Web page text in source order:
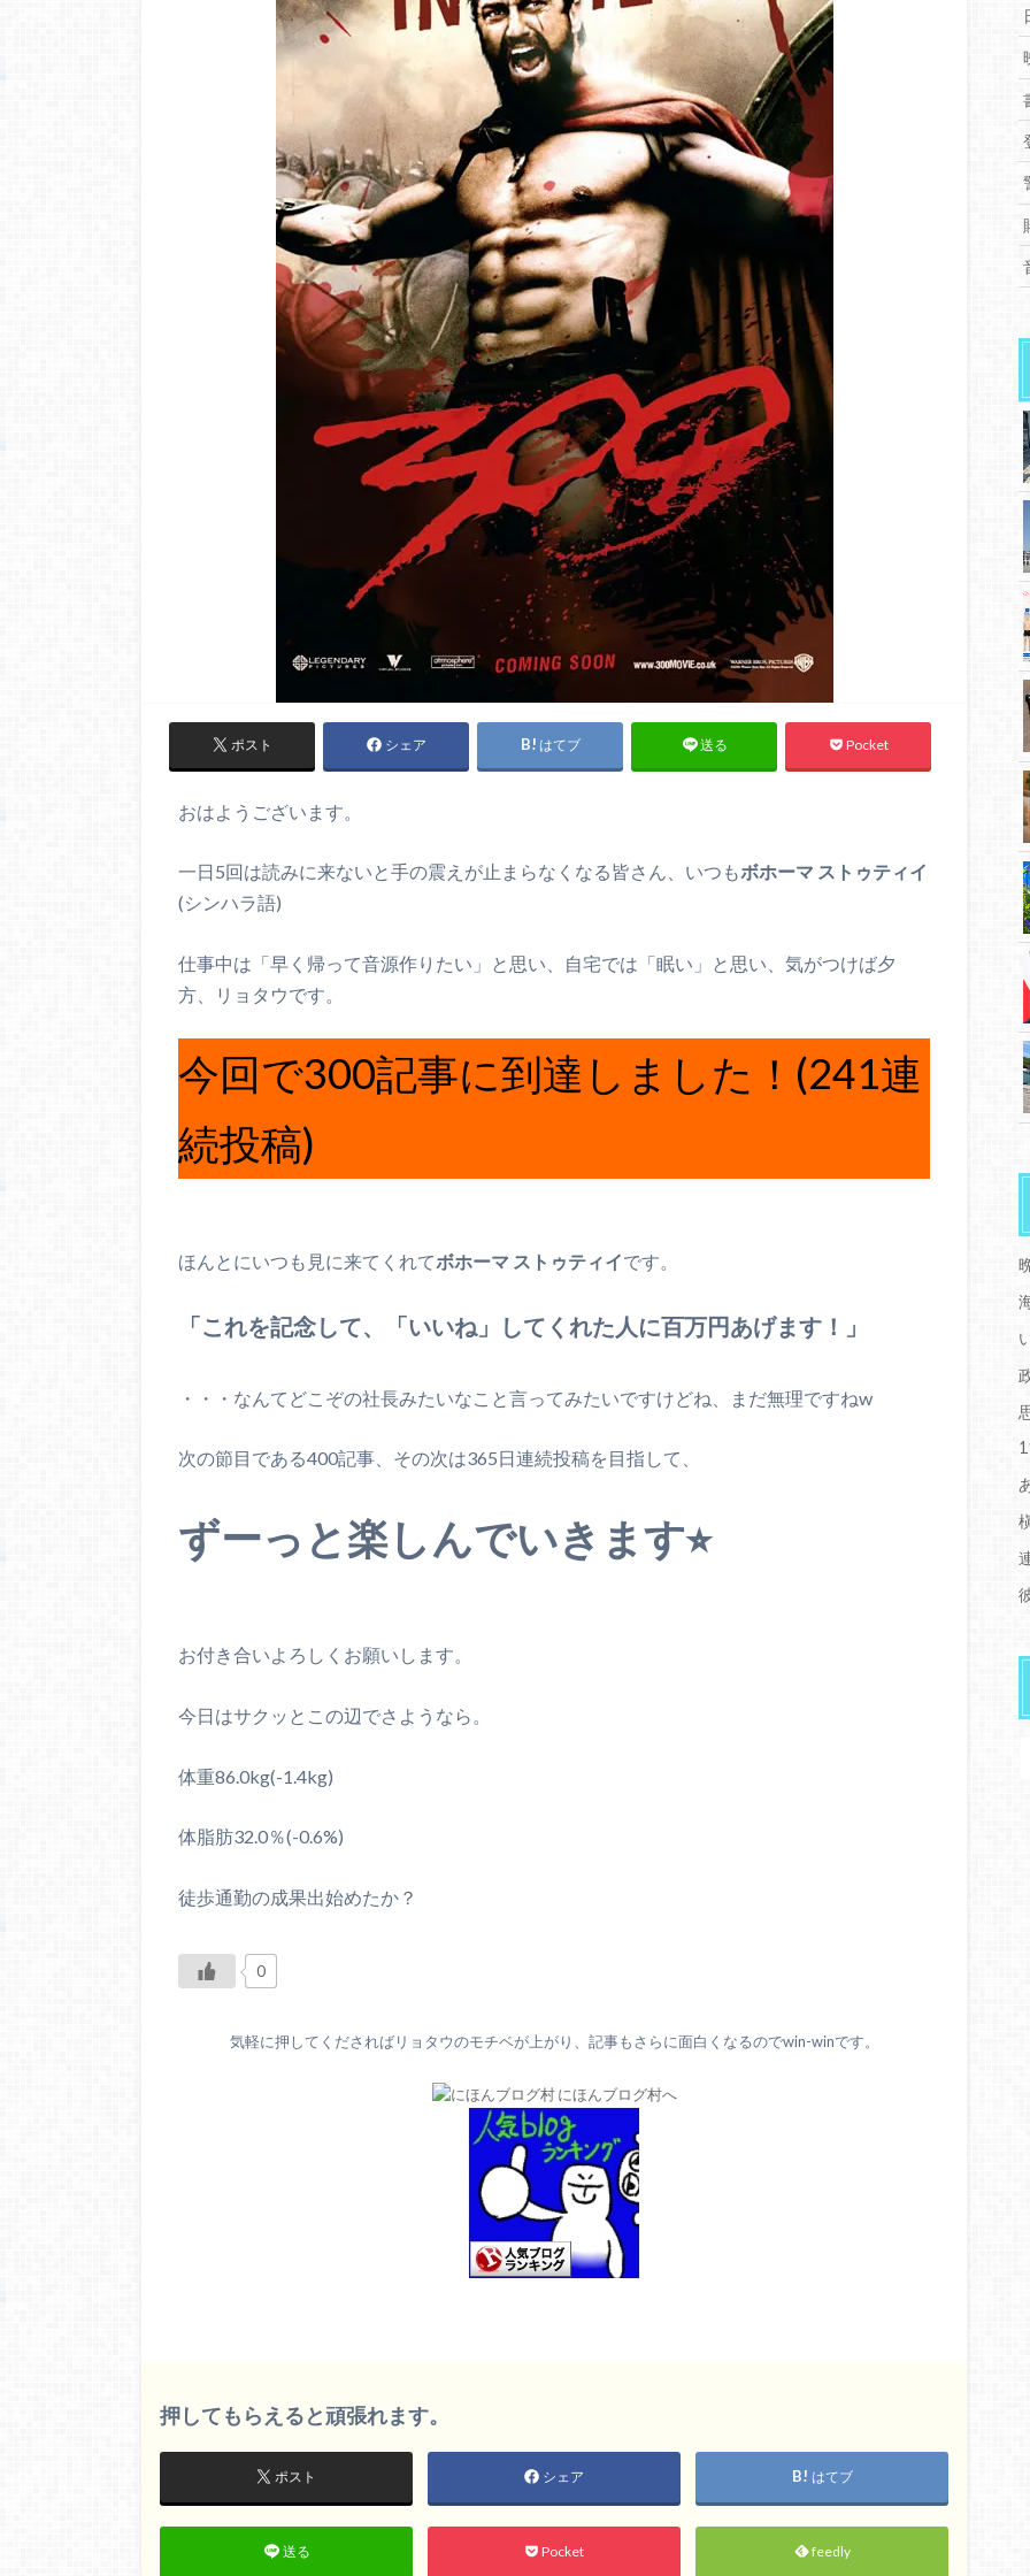
ポスト シェア はてブ 送る Pocket
おはようございます。
一日5回は読みに来ないと手の震えが止まらなくなる皆さん、いつもボホーマ ストゥティイ
(シンハラ語)
仕事中は「早く帰って音源作りたい」と思い、自宅では「眠い」と思い、気がつけば夕
方、リョタウです。
今回で300記事に到達しました！(241連
続投稿)
ほんとにいつも見に来てくれてボホーマ ストゥティイです。
「これを記念して、「いいね」してくれた人に百万円あげます！」
・・・なんてどこぞの社長みたいなこと言ってみたいですけどね、まだ無理ですねw
次の節目である400記事、その次は365日連続投稿を目指して、
ずーっと楽しんでいきます⭐︎
お付き合いよろしくお願いします。
今日はサクッとこの辺でさようなら。
体重86.0kg(-1.4kg)
体脂肪32.0％(-0.6%)
徒歩通勤の成果出始めたか？
0
気軽に押してくださればリョタウのモチベが上がり、記事もさらに面白くなるのでwin-winです。
押してもらえると頑張れます。
ポスト シェア はてブ
送る Pocket feedly